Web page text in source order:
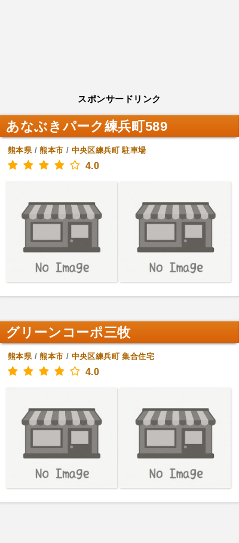
スポンサードリンク
あなぶきパーク練兵町589
熊本県/熊本市 / 中央区練兵町 駐車場
4.0
グリーンコーポ三牧
熊本県/熊本市 / 中央区練兵町 集合住宅
4.0